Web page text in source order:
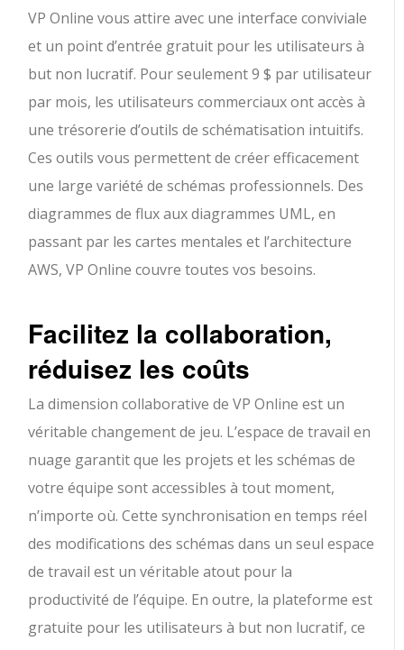
VP Online vous attire avec une interface conviviale
et un point d’entrée gratuit pour les utilisateurs à
but non lucratif. Pour seulement 9 $ par utilisateur
par mois, les utilisateurs commerciaux ont accès à
une trésorerie d’outils de schématisation intuitifs.
Ces outils vous permettent de créer efficacement
une large variété de schémas professionnels. Des
diagrammes de flux aux diagrammes UML, en
passant par les cartes mentales et l’architecture
AWS, VP Online couvre toutes vos besoins.
Facilitez la collaboration,
réduisez les coûts
La dimension collaborative de VP Online est un
véritable changement de jeu. L’espace de travail en
nuage garantit que les projets et les schémas de
votre équipe sont accessibles à tout moment,
n’importe où. Cette synchronisation en temps réel
des modifications des schémas dans un seul espace
de travail est un véritable atout pour la
productivité de l’équipe. En outre, la plateforme est
gratuite pour les utilisateurs à but non lucratif, ce